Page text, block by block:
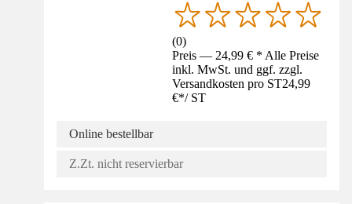
(0)
Preis — 24,99 € * Alle Preise
inkl. MwSt. und ggf. zzgl.
Versandkosten pro ST24,99
€*/ ST
Online bestellbar
Z.Zt. nicht reservierbar